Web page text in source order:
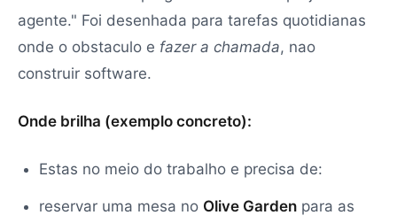
agente." Foi desenhada para tarefas quotidianas
onde o obstaculo e fazer a chamada, nao
construir software.
Onde brilha (exemplo concreto):
Estas no meio do trabalho e precisa de:
reservar uma mesa no Olive Garden para as